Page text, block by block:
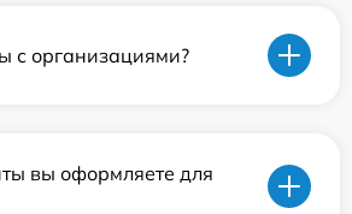
с организациями?
вы оформляете для